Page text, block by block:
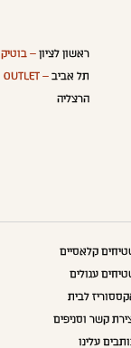
ראשון לציון– בוטיק
תל אביב– OUTLET
הרצליה
קלאסיים
עגולים
לבית
קשר וסניפים
עלינו